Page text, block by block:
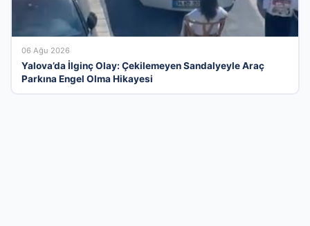
06 Ağu 2026
Yalova’da İlginç Olay: Çekilemeyen Sandalyeyle Araç
Parkına Engel Olma Hikayesi